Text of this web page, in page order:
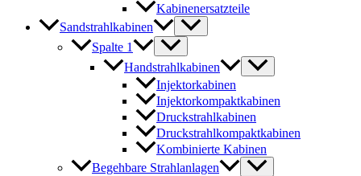
Kabinenersatzteile
Sandstrahlkabinen
Spalte 1
Handstrahlkabinen
Injektorkabinen
Injektorkompaktkabinen
Druckstrahlkabinen
Druckstrahlkompaktkabinen
Kombinierte Kabinen
Begehbare Strahlanlagen